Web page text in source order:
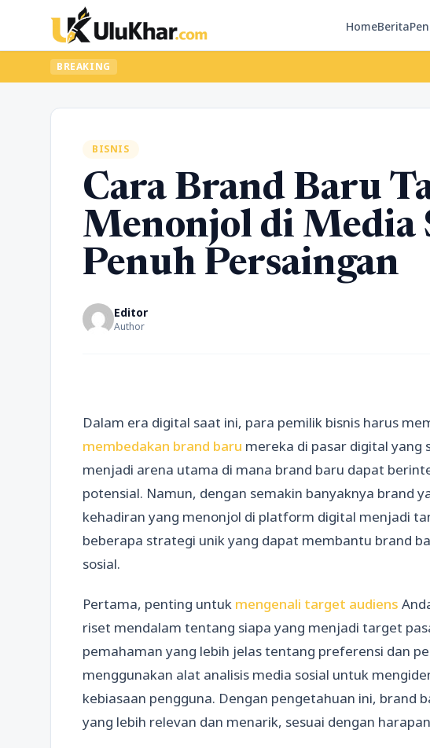
HomeBerita
BREAKING
BISNIS
Cara Brand Baru
Menonjol di Media
Penuh Persaingan
Editor
Author
Dalam era digital saat ini, para pemilik bisnis harus
membedakan brand baru mereka di pasar digital
menjadi arena utama di mana brand baru dapat
potensial. Namun, dengan semakin banyaknya brand
kehadiran yang menonjol di platform digital menjadi
beberapa strategi unik yang dapat membantu brand
sosial.
Pertama, penting untuk mengenali target audiens
riset mendalam tentang siapa yang menjadi target
pemahaman yang lebih jelas tentang preferensi dan
menggunakan alat analisis media sosial untuk
kebiasaan pengguna. Dengan pengetahuan ini, brand
yang lebih relevan dan menarik, sesuai dengan